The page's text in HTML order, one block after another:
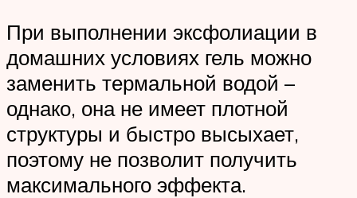
При выполнении эксфолиации в
домашних условиях гель можно
заменить термальной водой –
однако, она не имеет плотной
структуры и быстро высыхает,
поэтому не позволит получить
максимального эффекта.